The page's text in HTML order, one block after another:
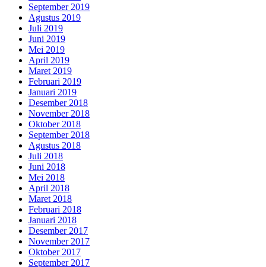
September 2019
Agustus 2019
Juli 2019
Juni 2019
Mei 2019
April 2019
Maret 2019
Februari 2019
Januari 2019
Desember 2018
November 2018
Oktober 2018
September 2018
Agustus 2018
Juli 2018
Juni 2018
Mei 2018
April 2018
Maret 2018
Februari 2018
Januari 2018
Desember 2017
November 2017
Oktober 2017
September 2017